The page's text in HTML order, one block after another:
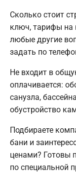
Сколько стоит
ключ, тарифы на
любые другие
задать по
Не входит в
оплачивается:
санузла,
обустройство
Подбираете
бани и
ценами? Готовы
по специальной